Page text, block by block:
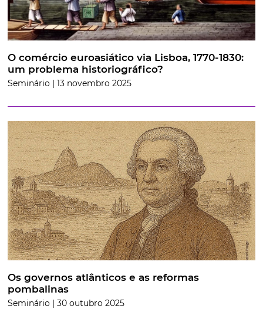
O comércio euroasiático via Lisboa, 1770-1830:
um problema historiográfico?
Seminário | 13 novembro 2025
Os governos atlânticos e as reformas
pombalinas
Seminário | 30 outubro 2025